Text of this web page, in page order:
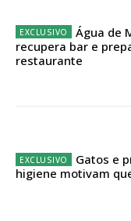
Acesso aos
assinantes
Ofertas para
Água de
recupera bar e
restaurante
Gatos e
higiene motivam